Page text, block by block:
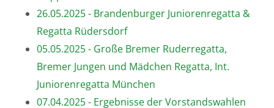
26.05.2025 - Brandenburger Juniorenregatta &
Regatta Rüdersdorf
05.05.2025 - Große Bremer Ruderregatta,
Bremer Jungen und Mädchen Regatta, Int.
Juniorenregatta München
07.04.2025 - Ergebnisse der Vorstandswahlen